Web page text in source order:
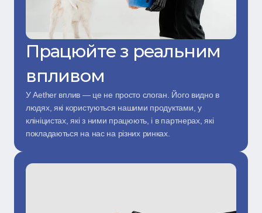
Працюйте з реальним
впливом
У Aether вплив — це не просто слоган. Його видно в
людях, які користуються нашими продуктами, у
клініцистах, які з ними працюють, і в партнерах, які
покладаються на нас на різних ринках.